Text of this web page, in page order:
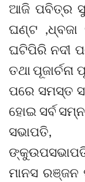
ଆଜି ପବିତ୍ର
ଘଣ୍ଟ ,ଧ୍ବଜା
ଘଟିପିରି ନଦୀ
ତଥା
ପରେ ସମସ୍ତ
ହୋଇ ସର୍ବ
ସଭାପତି,
ମାନସ